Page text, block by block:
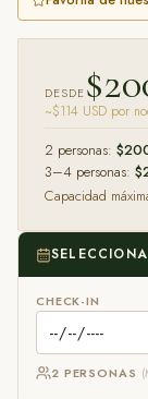
DESDE$
~$114 USD por
2 personas: $
3–4 personas: $
Capacidad
CHECK-IN
2 PERSONAS